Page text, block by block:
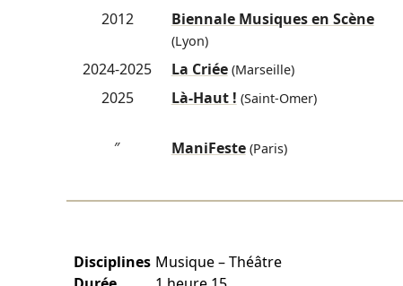
2012 Biennale Musiques en Scène
(Lyon)
2024-2025 La Criée(Marseille)
2025 Là-Haut ! (Saint-Omer)
″ ManiFeste(Paris)
Disciplines Musique – Théâtre